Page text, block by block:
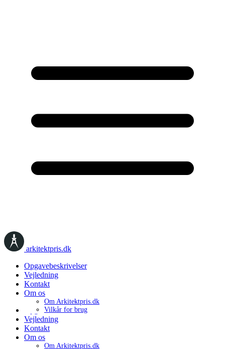
arkitektpris.dk
Opgavebeskrivelser
Vejledning
Kontakt
Om os
Om Arkitektpris.dk
Vilkår for brug
Opgavebeskrivelser
Vejledning
Kontakt
Om os
Om Arkitektpris.dk